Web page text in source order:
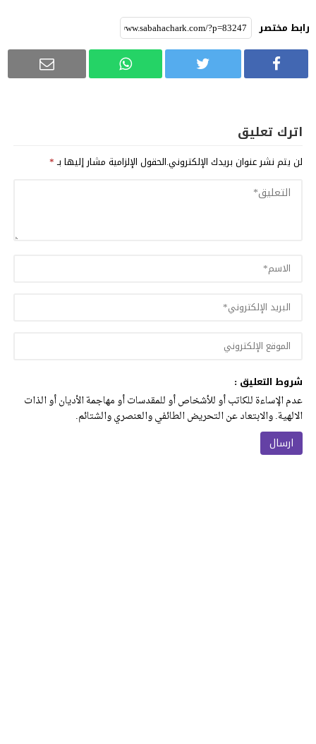
رابط مختصر
اترك تعليق
لن يتم نشر عنوان بريدك الإلكتروني.الحقول الإلزامية مشار إليها بـ*
شروط التعليق :
عدم الإساءة للكاتب أو للأشخاص أو للمقدسات أو مهاجمة الأديان أو الذات
الالهية. والابتعاد عن التحريض الطائفي والعنصري والشتائم.